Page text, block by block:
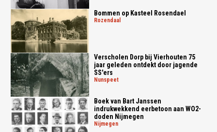
Bommen op Kasteel Rosendael
rozendaal
Verscholen Dorp bij Vierhouten 75
jaar geleden ontdekt door jagende
SS'ers
nunspeet
Boek van Bart Janssen
indrukwekkend eerbetoon aan WO2-
doden Nijmegen
nijmegen